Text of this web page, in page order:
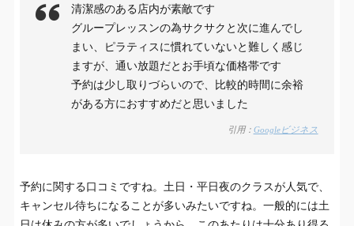
清潔感のある店内が素敵です
グループレッスンの為サクサクと次に進んでし
まい、ピラティスに慣れていないと難しく感じ
ますが、通い放題だとお手頃な価格帯です
予約は少し取りづらいので、比較的時間に余裕
がある方におすすめだと思いました
引用： Googleビジネス
予約に関する口コミですね。土日・平日夜のクラスが人気で、
キャンセル待ちになることが多いみたいですね。一般的には土